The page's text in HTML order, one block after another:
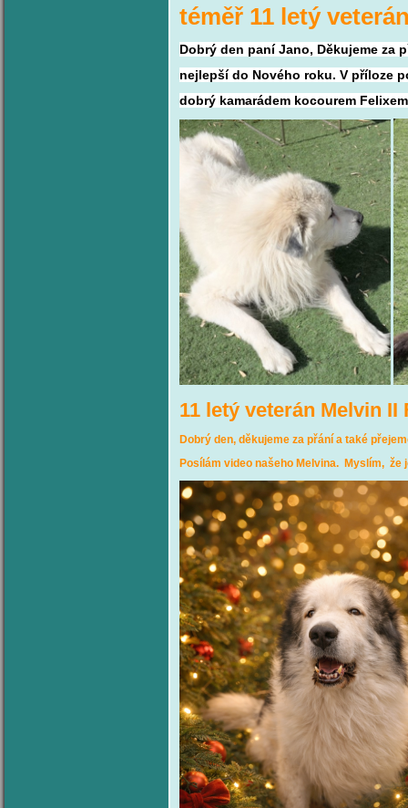
téměř 11 letý
Dobrý den paní Jano, Děkujeme za
nejlepší do Nového roku. V příloze
dobrý kamarádem kocourem
11 letý veterán Melvin
Dobrý den, děkujeme za přání a také
Posílám video našeho Melvina. Myslím, že